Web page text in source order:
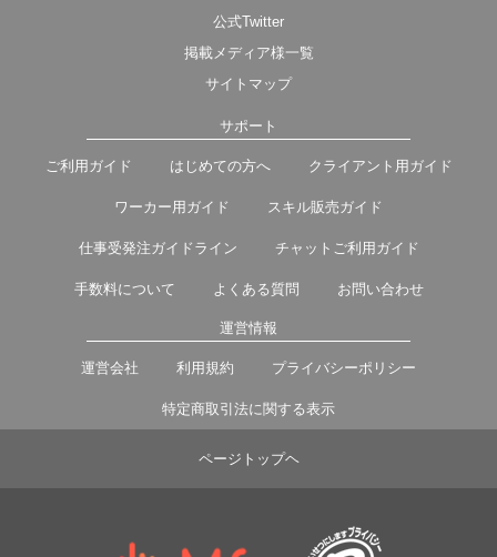
公式Twitter
掲載メディア様一覧
サイトマップ
サポート
ご利用ガイド はじめての方へ クライアント用ガイド
ワーカー用ガイド スキル販売ガイド
仕事受発注ガイドライン チャットご利用ガイド
手数料について よくある質問 お問い合わせ
運営情報
運営会社 利用規約 プライバシーポリシー
特定商取引法に関する表示
ページトップヘ